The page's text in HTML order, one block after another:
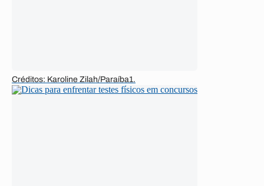
Créditos: Karoline Zilah/Paraíba1.